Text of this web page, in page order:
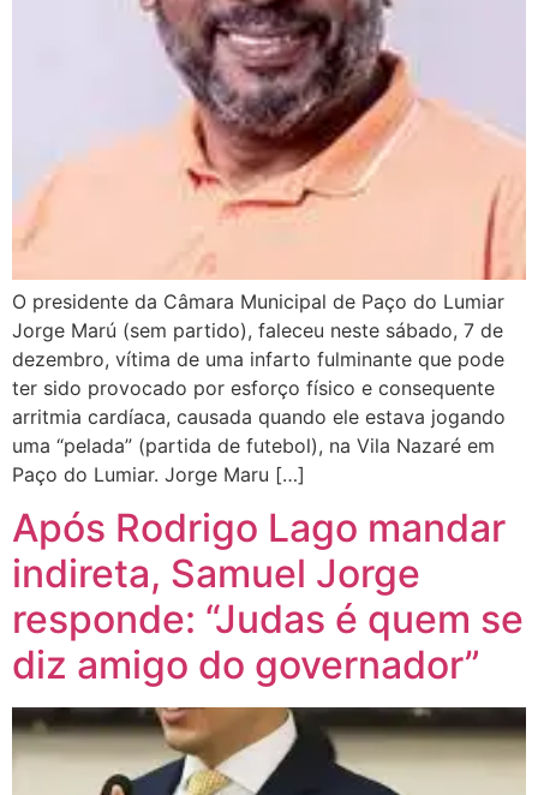
O presidente da Câmara Municipal de Paço do Lumiar
Jorge Marú (sem partido), faleceu neste sábado, 7 de
dezembro, vítima de uma infarto fulminante que pode
ter sido provocado por esforço físico e consequente
arritmia cardíaca, causada quando ele estava jogando
uma “pelada” (partida de futebol), na Vila Nazaré em
Paço do Lumiar. Jorge Maru […]
Após Rodrigo Lago mandar
indireta, Samuel Jorge
responde: “Judas é quem se
diz amigo do governador”